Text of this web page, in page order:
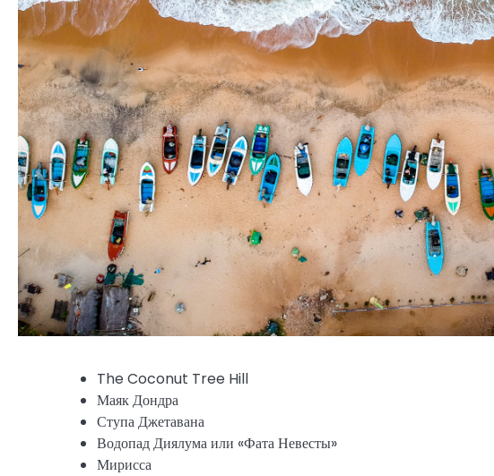
The Coconut Tree Hill
Маяк Дондра
Ступа Джетавана
Водопад Диялума или «Фата Невесты»
Мирисса